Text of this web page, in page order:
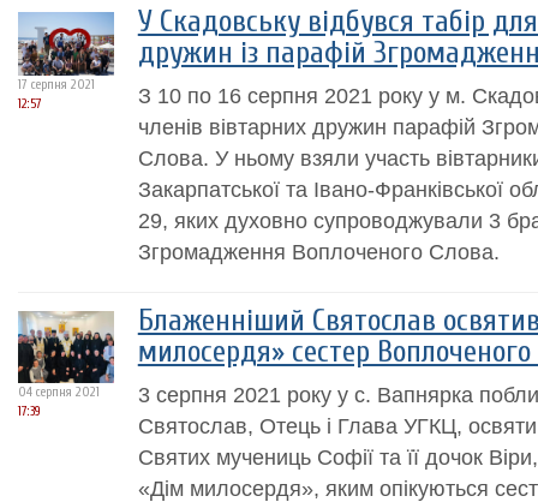
17 серпня 2021
12:57
У Скадовську відбувся табір
дружин із парафій
З 10 по 16 серпня 2021 року у м.
членів вівтарних дружин парафій
Слова. У ньому взяли участь
Закарпатської та Івано-Франківської
29, яких духовно супроводжували 3
Згромадження Воплоченого Слова.
04 серпня 2021
17:39
Блаженніший Святослав
милосердя» сестер
3 серпня 2021 року у с. Вапнярка
Святослав, Отець і Глава УГКЦ,
Святих мучениць Софії та її дочок
«Дім милосердя», яким опікуються